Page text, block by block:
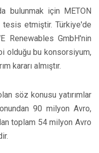
bulunmak için METON
tesis etmiştir. Türkiye'de
Renewables GmbH'nin
olduğu bu konsorsiyum,
kararı almıştır.
söz konusu yatırımlar
90 milyon Avro,
toplam 54 milyon Avro